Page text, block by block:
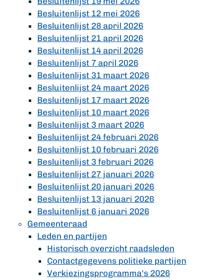
Besluitenlijst 12 mei 2026
Besluitenlijst 28 april 2026
Besluitenlijst 21 april 2026
Besluitenlijst 14 april 2026
Besluitenlijst 7 april 2026
Besluitenlijst 31 maart 2026
Besluitenlijst 24 maart 2026
Besluitenlijst 17 maart 2026
Besluitenlijst 10 maart 2026
Besluitenlijst 3 maart 2026
Besluitenlijst 24 februari 2026
Besluitenlijst 10 februari 2026
Besluitenlijst 3 februari 2026
Besluitenlijst 27 januari 2026
Besluitenlijst 20 januari 2026
Besluitenlijst 13 januari 2026
Besluitenlijst 6 januari 2026
Gemeenteraad
Leden en partijen
Historisch overzicht raadsleden
Contactgegevens politieke partijen
Verkiezingsprogramma's 2026